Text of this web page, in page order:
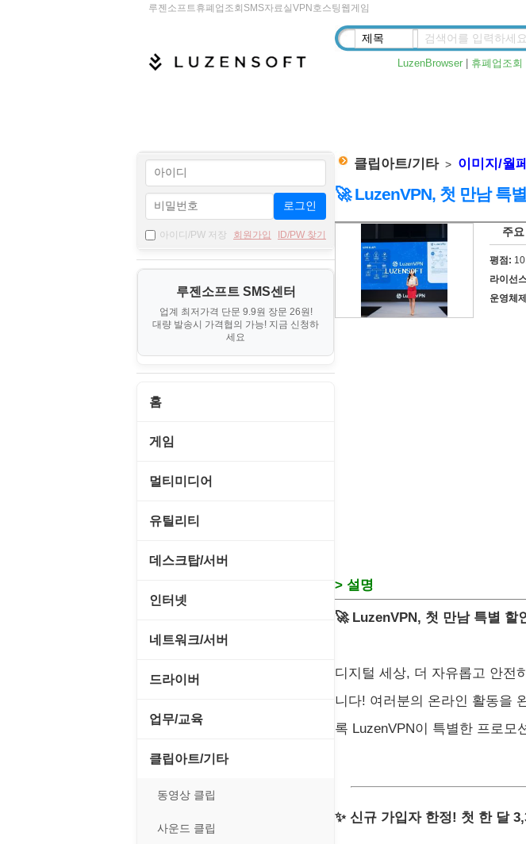
루젠소프트휴폐업조회 SMS자료실 VPN 호스팅 웹게임
LuzenBrowser| 휴폐업조회
로그인
아이디/PW 저장 회원가입 ID/PW 찾기
루젠소프트 SMS센터
업계 최저가격 단문 9.9원 장문 26원!
대량 발송시 가격협의 가능! 지금 신청하
세요
홈
게임
게임 관련 툴
아케이드/액션
앱플레이어
온라인게임
전략/시뮬레이션
멀티미디어
CD/DVD 재생기
비디오 재생기
사운드 에디터
사운드 재생기
이미지 뷰어
유틸리티
CD/CDR/DVD
바이러스 백신
압축파일 관리
파일/디스크
하드웨어 관련
데스크탑/서버
Prometheus
실행기/툴바
운영체제 ISO/Image
커서/아이콘 툴
폰트관리/인쇄
인터넷
FTP/텔넷/통신
사이트 저작도구
원격도구
웹 브라우저
네트워크/서버
FTP 서버
드라이버
SCSI/IDE/USB
업무/교육
MS 오피스 관련
교육/아동
데스크탑 노트
클립아트/기타
동영상 클립
사운드 클립
클립아트/기타> 이미지/월
🚀 LuzenVPN, 첫 만남 특
정
주
평점:
라이선
운영체
> 설명
🚀 LuzenVPN, 첫 만남 특별 할
디지털 세상, 더 자유롭고 안전
니다! 여러분의 온라인 활동을
록 LuzenVPN이 특별한 프로모
✨ 신규 가입자 한정! 첫 한 달